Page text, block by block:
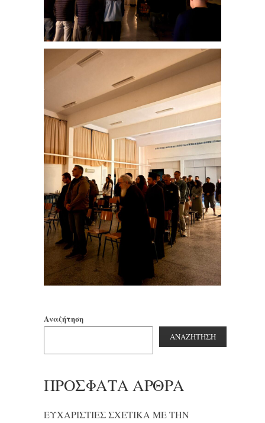
Αναζήτηση
ΑΝΑΖΉΤΗΣΗ
ΠΡΌΣΦΑΤΑ ΆΡΘΡΑ
ΕΥΧΑΡΙΣΤΙΕΣ ΣΧΕΤΙΚΑ ΜΕ ΤΗΝ